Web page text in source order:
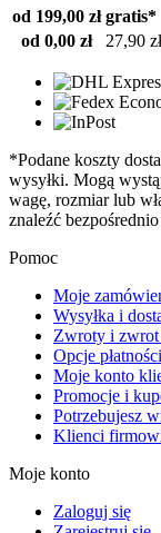
od 199,00 zł gratis*
od 0,00 zł
27,90 zł
*Podane koszty
wysyłki. Mogą
wagę, rozmiar lub
znaleźć
Pomoc
Moje
Wysyłka i
Zwroty i
Opcje płatności
Moje konto
Promocje i
Potrzebujesz
Klienci
Moje konto
Zaloguj się